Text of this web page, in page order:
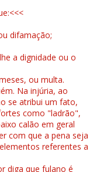
difamação;
a dignidade ou o
ou multa.
Na injúria, ao
se atribui um fato,
como "ladrão",
calão em geral
com que a pena seja
referentes a
diga que fulano é